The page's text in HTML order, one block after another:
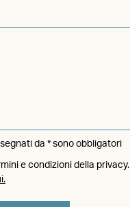
da * sono obbligatori
e condizioni della privacy.